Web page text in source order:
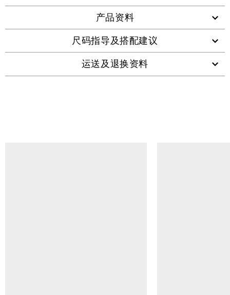
产品资料
尺码指导及搭配建议
运送及退换资料